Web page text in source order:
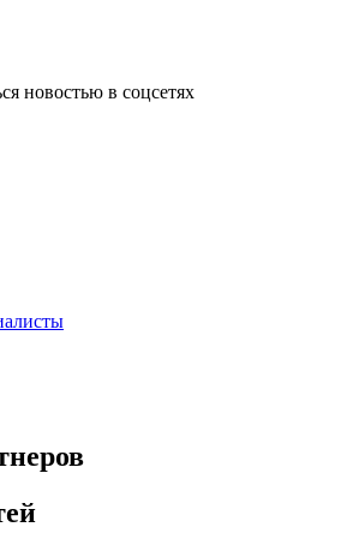
новостью в соцсетях